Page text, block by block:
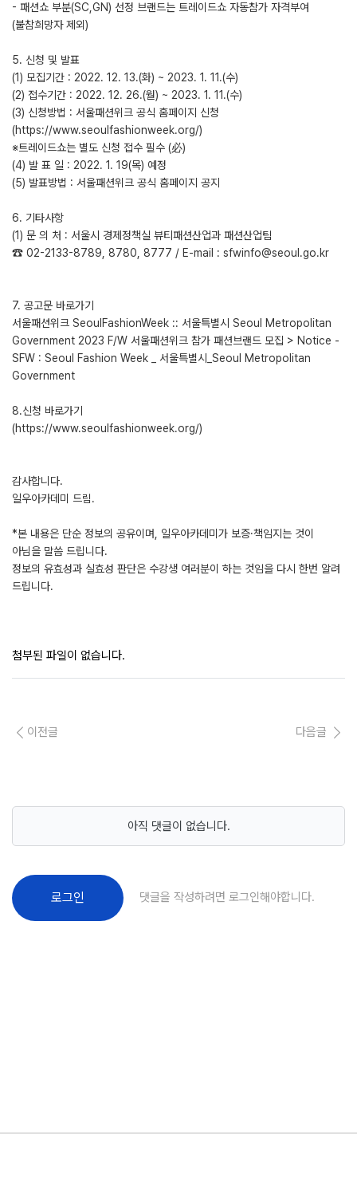
- 패션쇼 부분(SC,GN) 선정 브랜드는 트레이드쇼 자동참가 자격부여
(불참희망자 제외)
5. 신청 및 발표
(1) 모집기간 : 2022. 12. 13.(화) ~ 2023. 1. 11.(수)
(2) 접수기간 : 2022. 12. 26.(월) ~ 2023. 1. 11.(수)
(3) 신청방법 : 서울패션위크 공식 홈페이지 신청
(https://www.seoulfashionweek.org/)
※트레이드쇼는 별도 신청 접수 필수 (必)
(4) 발 표 일 : 2022. 1. 19(목) 예정
(5) 발표방법 : 서울패션위크 공식 홈페이지 공지
6. 기타사항
(1) 문 의 처 : 서울시 경제정책실 뷰티패션산업과 패션산업팀
☎ 02-2133-8789, 8780, 8777 / E-mail : sfwinfo@seoul.go.kr
7. 공고문 바로가기
서울패션위크 SeoulFashionWeek :: 서울특별시 Seoul Metropolitan
Government 2023 F/W 서울패션위크 참가 패션브랜드 모집 > Notice -
SFW : Seoul Fashion Week _ 서울특별시_Seoul Metropolitan
Government
8.신청 바로가기
(https://www.seoulfashionweek.org/)
감사합니다.
일우아카데미 드림.
*본 내용은 단순 정보의 공유이며, 일우아카데미가 보증·책임지는 것이
아님을 말씀 드립니다.
정보의 유효성과 실효성 판단은 수강생 여러분이 하는 것임을 다시 한번 알려
드립니다.
첨부된 파일이 없습니다.
이전글 다음글
아직 댓글이 없습니다.
로그인 댓글을 작성하려면 로그인해야합니다.